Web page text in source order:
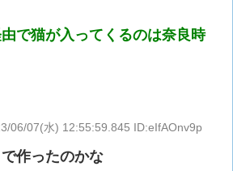
で猫が入ってくるのは奈良時
06/07(水) 12:55:59.845 ID:eIfAOnv9p
作ったのかな